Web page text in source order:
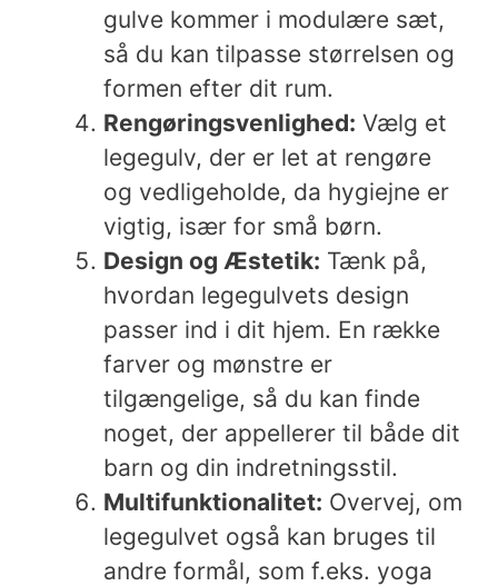
gulve kommer i modulære sæt,
så du kan tilpasse størrelsen og
formen efter dit rum.
Rengøringsvenlighed: Vælg et
legegulv, der er let at rengøre
og vedligeholde, da hygiejne er
vigtig, især for små børn.
Design og Æstetik: Tænk på,
hvordan legegulvets design
passer ind i dit hjem. En række
farver og mønstre er
tilgængelige, så du kan finde
noget, der appellerer til både dit
barn og din indretningsstil.
Multifunktionalitet: Overvej, om
legegulvet også kan bruges til
andre formål, som f.eks. yoga